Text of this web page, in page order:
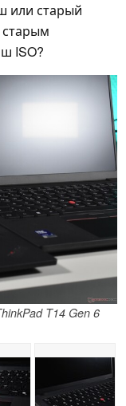
или старый
ISO?
T14 Gen 6